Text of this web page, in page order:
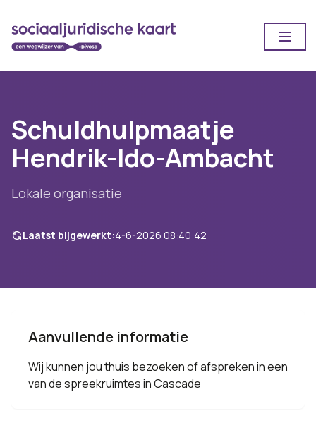
Schuldhulpmaatje
Hendrik-Ido-Ambacht
Lokale organisatie
Laatst bijgewerkt:4-6-2026 08:40:42
Aanvullende informatie
Wij kunnen jou thuis bezoeken of afspreken in een
van de spreekruimtes in Cascade